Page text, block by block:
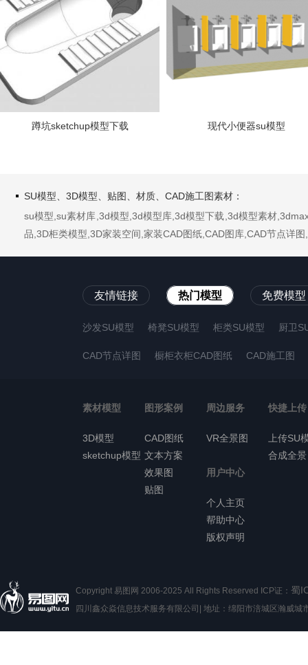
蹲坑sketchup模型下载 现代小便器su模型
SU模型、3D模型、贴图、材质、CAD施工图素材：
su模型,su素材库,3d模型,3d模型库,3d模型下载,3d模型素材
品,3D柜类模型,3D家装空间,家装CAD图纸,CAD图库,CAD节点详
友情链接 热门模型 免费模型
沙发SU模型 椅凳SU模型 柜类SU模型 厨卫
CAD节点详图 橱柜衣柜CAD图纸 CAD施工图
素材模型
3D模型
sketchup模型
图形案例
CAD图纸
文本方案
效果图
贴图
周边服务
VR全景图
快捷上传
上传SU
合成全景
用户中心
个人主页
帮助中心
版权声明
Copyright 易图网 2006-2025 All Rights Reserved ICP证： 蜀
四川鑫众焱信息技术服务有限公司| 地址：绵阳市涪城区瀚威城